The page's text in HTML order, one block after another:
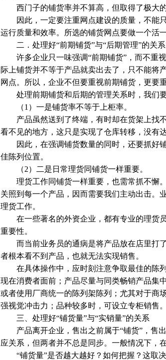
西门子的铺货率并不算高，但取得了极大的
因此，一定要注重网点建设的质量，不能只
运行质量和效率。所选的铺货网点要做一个活
二．处理好“前期铺货”与“后期管理”的关系
许多企业只一味强调“前期铺货”，而不重视
际上铺货并不等于产品就卖出去了，只不能将
网点。所以，企业不但要重视前期铺货，更要
处理前期铺货和后期的管理关系时，我们要
（1）一是铺货率不等于上柜率。
产品虽然送到了终端，有时却在货架上找不
看不见的地方，这只是实现了仓库转移，没有
因此，在强调铺货数量的同时，还要抓好铺
佳陈列位置。
（2）二是日常理货同铺货一样重要。
理货工作同铺货一样重要，也需常抓不懈。
关照到每一个产品，因而需要我们主动出击。
理货工作。
在一些著名的外资企业，都有专业的理货员
重要性。
而当前业务员的通病是将产品放在店里打了
者根本看不到产品，也就无法实现销售。
在具体操作中，应时刻注意争取最佳的陈列
现在消费者面前；产品尽量与同类畅销产品集
或者使用厂商统一的陈列架陈列；尤其对于商
强视觉冲击力；品种较多时，可设立专柜销售。
三、处理好“铺货量”与“实销量”的关系
产品离开企业，售出之前属于“铺货”，售出
应关系，但两者并不总是同步。一般情况下，
“铺货量”是否越大越好？如何把握？这取决